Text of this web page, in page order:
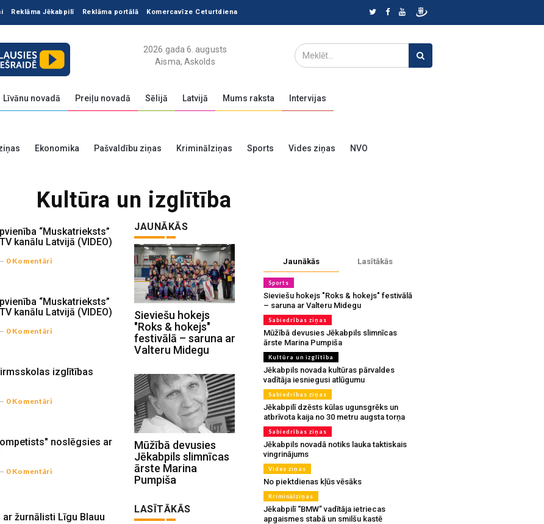
Reklāma Jēkabpilī Reklāma portālā Komercavīze Ceturtdiena
2026.gada 6. augusts
Aisma, Askolds
Līvānu novadā Preiļu novadā Sēlijā Latvijā Mums raksta Intervijas
Ekonomika Pašvaldību ziņas Kriminālziņas Sports Vides ziņas NVO
Kultūra un izglītība
“Muskatrieksts”
kanālu Latvijā (VIDEO)
0 Komentāri
“Muskatrieksts”
kanālu Latvijā (VIDEO)
0 Komentāri
izglītības
0 Komentāri
noslēgsies ar
0 Komentāri
žurnālisti Līgu Blauu
JAUNĀKĀS
Sieviešu hokejs
"Roks & hokejs"
festivālā – saruna ar
Valteru Midegu
Mūžībā devusies
Jēkabpils slimnīcas
ārste Marina
Pumpiša
LASĪTĀKĀS
Jaunākās Lasītākās
Sports
Sieviešu hokejs "Roks & hokejs" festivālā
– saruna ar Valteru Midegu
Sabiedrības ziņas
Mūžībā devusies Jēkabpils slimnīcas
ārste Marina Pumpiša
Kultūra un izglītība
Jēkabpils novada kultūras pārvaldes
vadītāja iesniegusi atlūgumu
Sabiedrības ziņas
Jēkabpilī dzēsts kūlas ugunsgrēks un
atbrīvota kaija no 30 metru augsta torņa
Sabiedrības ziņas
Jēkabpils novadā notiks lauka taktiskais
vingrinājums
Vides ziņas
No piektdienas kļūs vēsāks
Kriminālziņas
Jēkabpilī “BMW” vadītāja ietriecas
apgaismes stabā un smilšu kastē